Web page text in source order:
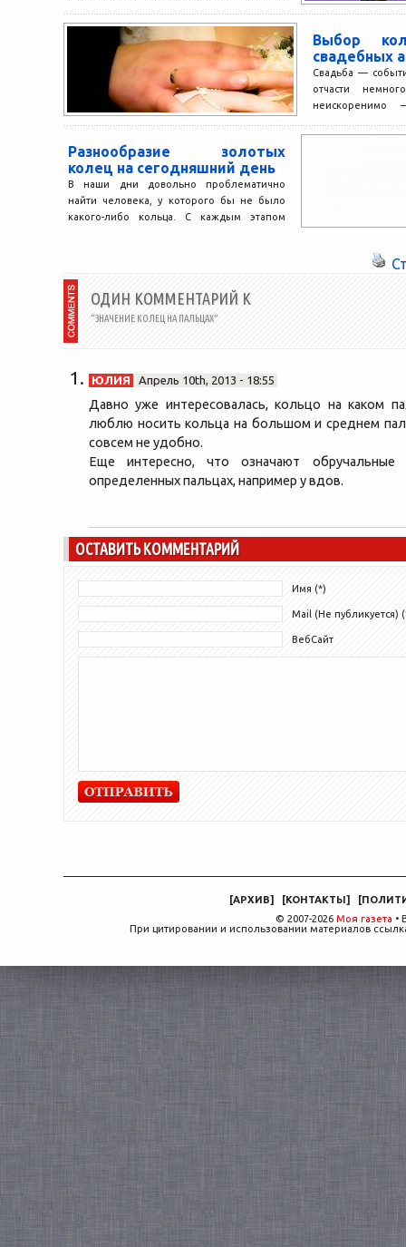
того, кто...
Выбор
свадебных
Свадьба —
отчасти
неискоренимо
Разнообразие золотых
колец на сегодняшний день
В наши дни довольно проблематично
найти человека, у которого бы не было
какого-либо кольца. С каждым этапом
ОДИН КОММЕНТАРИЙ К
“ЗНАЧЕНИЕ КОЛЕЦ НА ПАЛЬЦАХ”
ЮЛИЯ Апрель 10th, 2013 - 18:55
Давно уже интересовалась, кольцо на каком
люблю носить кольца на большом и среднем
совсем не удобно.
Еще интересно, что означают
определенных пальцах, например у вдов.
ОСТАВИТЬ КОММЕНТАРИЙ
Имя (*)
Mail (Не публикуется)
ВебСайт
[АРХИВ] [КОНТАКТЫ] [
© 2007-2026 Моя газета •
При цитировании и использовании материалов